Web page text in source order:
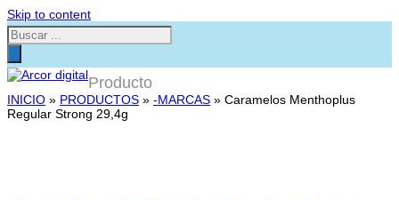
Skip to content
Búsqueda
de
productos
Producto
INICIO » PRODUCTOS » -MARCAS » Caramelos Menthoplus
Regular Strong 29,4g